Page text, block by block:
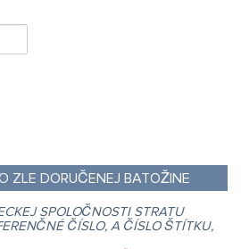
ZLE DORUČENEJ BATOŽINE
SPOLOČNOSTI STRATU
ČÍSLO, A ČÍSLO ŠTÍTKU,